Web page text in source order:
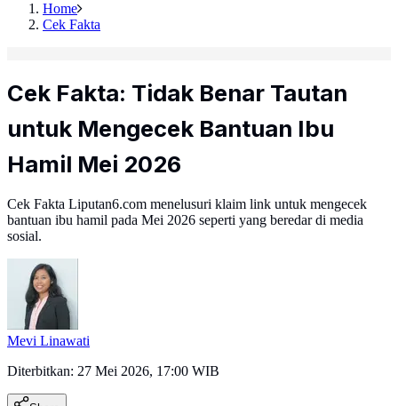
Home
Cek Fakta
Cek Fakta: Tidak Benar Tautan
untuk Mengecek Bantuan Ibu
Hamil Mei 2026
Cek Fakta Liputan6.com menelusuri klaim link untuk mengecek
bantuan ibu hamil pada Mei 2026 seperti yang beredar di media
sosial.
Mevi Linawati
Diterbitkan: 27 Mei 2026, 17:00 WIB